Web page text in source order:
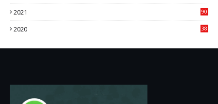
2021
90
2020
38